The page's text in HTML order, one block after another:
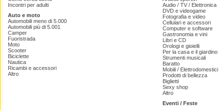
Incontri per adulti
Auto e moto
Automobili meno di 5.000
Automobili più di 5.001
Camper
Fuoristrada
Moto
Scooter
Biciclette
Nautica
Ricambi e accessori
Altro
Audio / TV / Elettronica
DVD e videogame
Fotografia e video
Cellulari e accessori
Computer e software
Gastronomia e vini
Libri e CD
Orologi e gioielli
Per la casa e il giardino
Strumenti musicali
Baratto
Mobili / Elettrodomestici
Prodotti di bellezza
Biglietti
Sexy shop
Altro
Eventi / Feste